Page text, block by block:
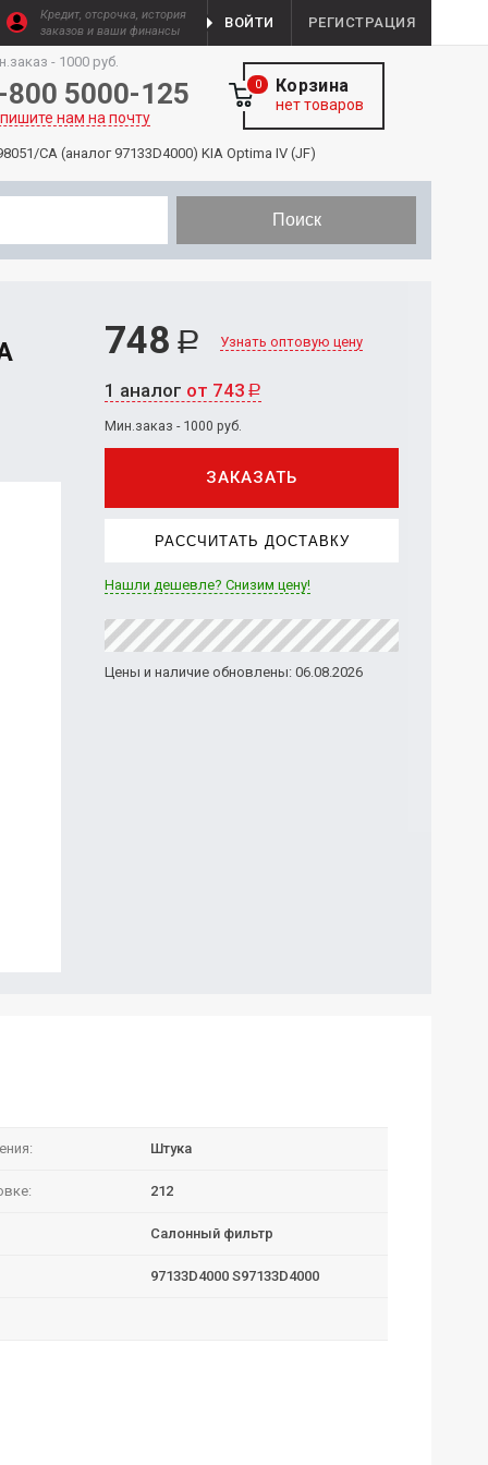
Кредит, отсрочка, история
заказов и ваши финансы
ВОЙТИ РЕГИСТРАЦИЯ
- 1000 руб.
800 5000-125
нам на почту
Корзина
0
нет товаров
СА (аналог 97133D4000) KIA Optima IV (JF)
Поиск
748 Р Узнать оптовую цену
1 аналог от 743 Р
Мин.заказ - 1000 руб.
ЗАКАЗАТЬ
РАССЧИТАТЬ ДОСТАВКУ
Нашли дешевле? Снизим цену!
Цены и наличие обновлены: 06.08.2026
Штука
212
Салонный фильтр
97133D4000 S97133D4000